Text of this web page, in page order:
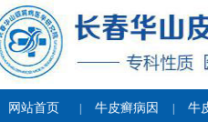
网站首页 牛皮癣病因 牛